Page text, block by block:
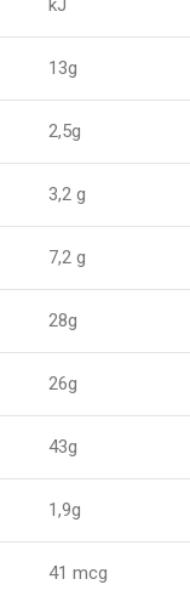
kJ
13g
2,5g
3,2 g
7,2 g
28g
26g
43g
1,9g
41 mcg